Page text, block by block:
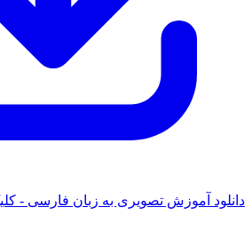
آموزش تصویری به زبان فارسی - کلیک کنید